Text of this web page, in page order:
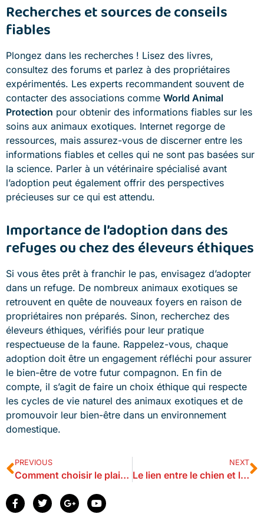
Recherches et sources de conseils
fiables
Plongez dans les recherches ! Lisez des livres,
consultez des forums et parlez à des propriétaires
expérimentés. Les experts recommandent souvent de
contacter des associations comme World Animal
Protection pour obtenir des informations fiables sur les
soins aux animaux exotiques. Internet regorge de
ressources, mais assurez-vous de discerner entre les
informations fiables et celles qui ne sont pas basées sur
la science. Parler à un vétérinaire spécialisé avant
l’adoption peut également offrir des perspectives
précieuses sur ce qui est attendu.
Importance de l’adoption dans des
refuges ou chez des éleveurs éthiques
Si vous êtes prêt à franchir le pas, envisagez d’adopter
dans un refuge. De nombreux animaux exotiques se
retrouvent en quête de nouveaux foyers en raison de
propriétaires non préparés. Sinon, recherchez des
éleveurs éthiques, vérifiés pour leur pratique
respectueuse de la faune. Rappelez-vous, chaque
adoption doit être un engagement réfléchi pour assurer
le bien-être de votre futur compagnon. En fin de
compte, il s’agit de faire un choix éthique qui respecte
les cycles de vie naturel des animaux exotiques et de
promouvoir leur bien-être dans un environnement
domestique.
PREVIOUS
Comment choisir le plaid idéal pour son chat ?
NEXT
Le lien entre le chien et l’humain : Une relation unique